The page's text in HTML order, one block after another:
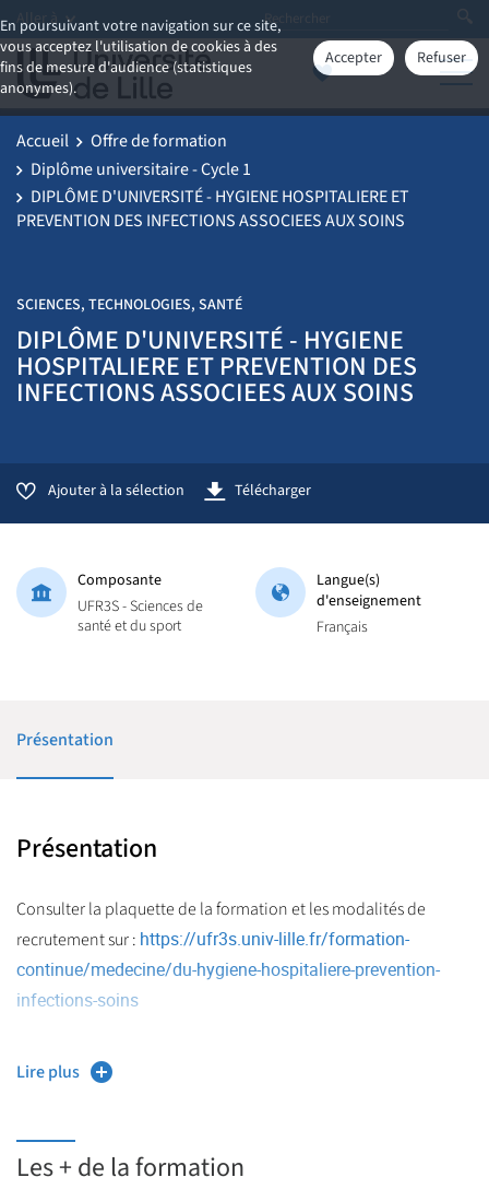
En poursuivant votre navigation sur ce site,
vous acceptez l'utilisation de cookies à des
fins de mesure d'audience (statistiques
anonymes).
Accepter Refuser
Aller à
Accueil
Offre de formation
Diplôme universitaire - Cycle 1
DIPLÔME D'UNIVERSITÉ - HYGIENE HOSPITALIERE ET
PREVENTION DES INFECTIONS ASSOCIEES AUX SOINS
SCIENCES, TECHNOLOGIES, SANTÉ
DIPLÔME D'UNIVERSITÉ - HYGIENE
HOSPITALIERE ET PREVENTION DES
INFECTIONS ASSOCIEES AUX SOINS
Ajouter à la sélection Télécharger
Composante
UFR3S - Sciences de
santé et du sport
Langue(s)
d'enseignement
Français
Présentation
Présentation
Consulter la plaquette de la formation et les modalités de
recrutement sur : https://ufr3s.univ-lille.fr/formation-
continue/medecine/du-hygiene-hospitaliere-prevention-
infections-soins
Lire plus
Les + de la formation